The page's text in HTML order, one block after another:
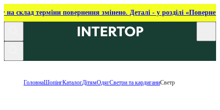
на склад терміни повернення змінено. Деталі - у розділі
ГоловнаШопінгКаталогДітямОдягСветри та кардиганиСветр